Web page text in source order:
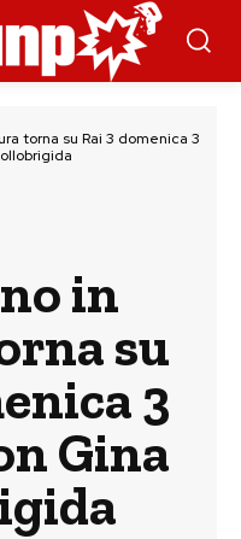
torna su Rai 3 domenica 3
in
su
3
Gina